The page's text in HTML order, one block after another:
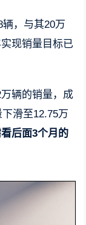
，与其20万
现销量目标已
辆的销量，成
滑至12.75万
后面3个月的